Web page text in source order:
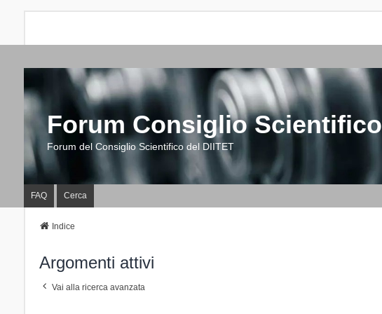
Forum Consiglio Scientifico
Forum del Consiglio Scientifico del DIITET
FAQ Cerca
Indice
Argomenti attivi
Vai alla ricerca avanzata